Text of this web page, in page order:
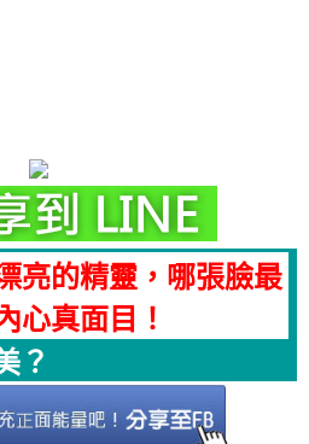
亮的精靈，哪張臉最
心真面目！
？